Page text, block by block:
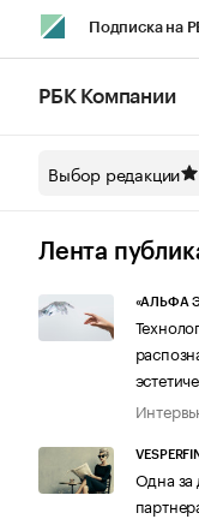
Подписка на
Спецпроекты
Технологии и
РБК Компании
Выбор редакции
Лента
«АЛЬФА
VESPERFIN
Одна за